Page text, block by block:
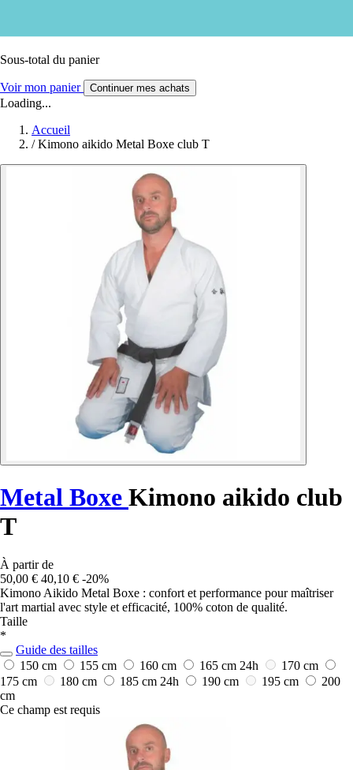
Sous-total du panier
Voir mon panier Continuer mes achats
Loading...
Accueil
/ Kimono aikido Metal Boxe club T
Metal Boxe Kimono aikido club
T
À partir de
50,00 € 40,10 € -20%
Kimono Aikido Metal Boxe : confort et performance pour maîtriser
l'art martial avec style et efficacité, 100% coton de qualité.
Taille
*
Guide des tailles
150 cm
155 cm 160 cm 165 cm 24h
170 cm
175 cm
180 cm 185 cm 24h 190 cm 195 cm
200
cm
Ce champ est requis